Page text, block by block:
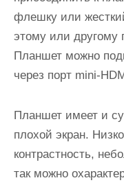
флешку или
этому или другому
Планшет можно
через порт mini-
Планшет имеет и
плохой экран.
контрастность,
так можно